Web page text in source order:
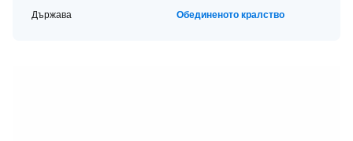
Държава
Обединеното кралство